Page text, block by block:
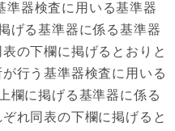
器検査に用いる基準器
げる基準器に係る基準器
の下欄に掲げるとおりと
行う基準器検査に用いる
欄に掲げる基準器に係る
れ同表の下欄に掲げると